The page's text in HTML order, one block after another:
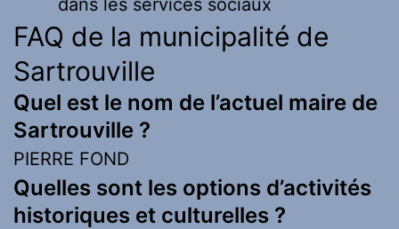
FAQ de la municipalité de
Sartrouville
Quel est le nom de l’actuel maire de
Sartrouville ?
PIERRE FOND
Quelles sont les options d’activités
historiques et culturelles ?